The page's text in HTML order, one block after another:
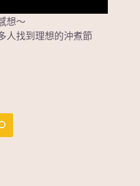
想～
人找到理想的沖煮節